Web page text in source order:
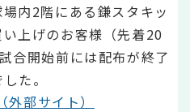
内2階にある鎌スタキッ
上げのお客様（先着20
合開始前には配布が終了
た。
部サイト）